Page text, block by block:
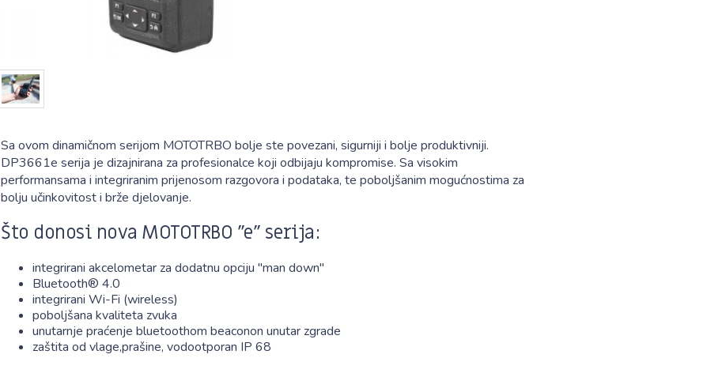
Sa ovom dinamičnom serijom MOTOTRBO bolje ste povezani, sigurniji i bolje produktivniji.
DP3661e serija je dizajnirana za profesionalce koji odbijaju kompromise. Sa visokim
performansama i integriranim prijenosom razgovora i podataka, te poboljšanim mogućnostima za
bolju učinkovitost i brže djelovanje.
Što donosi nova MOTOTRBO "e" serija:
integrirani akcelometar za dodatnu opciju "man down"
Bluetooth® 4.0
integrirani Wi-Fi (wireless)
poboljšana kvaliteta zvuka
unutarnje praćenje bluetoothom beaconon unutar zgrade
zaštita od vlage,prašine, vodootporan IP 68